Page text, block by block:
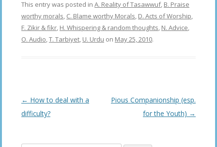
This entry was posted in A. Reality of Tasawwuf, B. Praise
worthy morals, C. Blame worthy Morals, D. Acts of Worship,
F. Zikir & fikr, H. Whispering & random thoughts, N. Advice,
O. Audio,T. Tarbiyet, U. Urdu on May 25, 2010.
Post
navigation
← How to deal with a
difficulty?
Pious Companionship (esp.
for the Youth) →